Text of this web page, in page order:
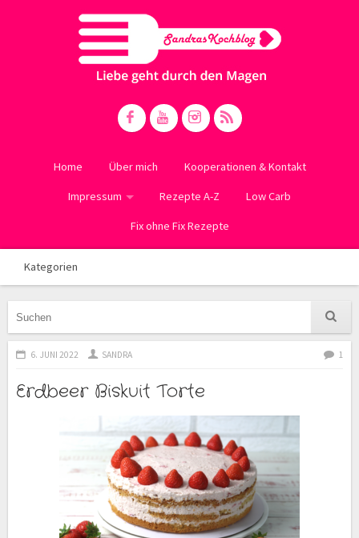
Home Über mich Kooperationen & Kontakt
Impressum Rezepte A-Z Low Carb
Fix ohne Fix Rezepte
Kategorien
6. JUNI 2022 SANDRA 1
Erdbeer Biskuit Torte